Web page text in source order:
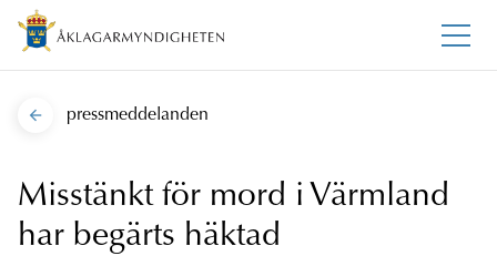
pressmeddelanden
Misstänkt för mord i Värmland
har begärts häktad